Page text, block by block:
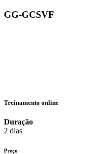
GG-GCSVF
Treinamento online
Duração
2 dias
Preço